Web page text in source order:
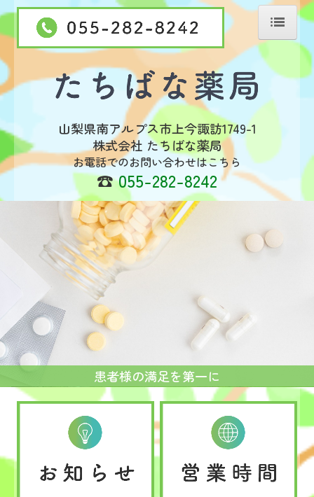
ホーム
当薬局について
ジェネリック薬について
掲示事項
山梨県南アルプス市上今諏訪1749-1
株式会社 たちばな薬局
お電話でのお問い合わせはこちら
☎055-282-8242
患者様の満足を第一に